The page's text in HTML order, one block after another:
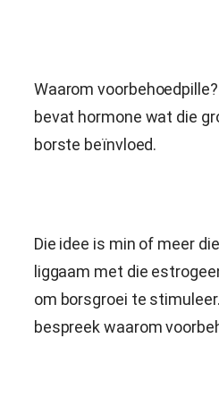
Waarom
bevat hormone wat die
borste beïnvloed.
Die idee is min of meer
liggaam met die
om borsgroei te
bespreek waarom